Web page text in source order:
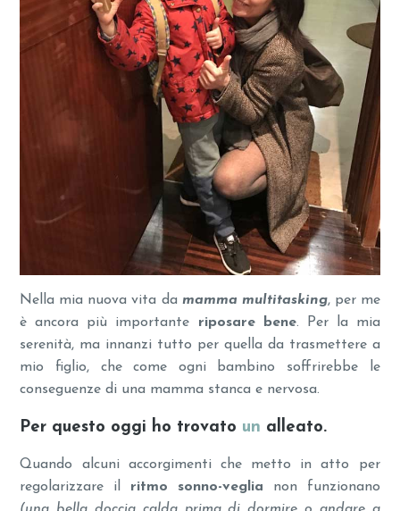
Nella mia nuova vita da mamma multitasking, per me
è ancora più importante riposare bene. Per la mia
serenità, ma innanzi tutto per quella da trasmettere a
mio figlio, che come ogni bambino soffrirebbe le
conseguenze di una mamma stanca e nervosa.
Per questo oggi ho trovato un alleato.
Quando alcuni accorgimenti che metto in atto per
regolarizzare il ritmo sonno-veglia non funzionano